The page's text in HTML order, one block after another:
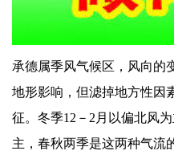
承德属季风气候区，风向的
地形影响，但滤掉地方性因
征。冬季12－2月以偏北风
主，春秋两季是这两种气流